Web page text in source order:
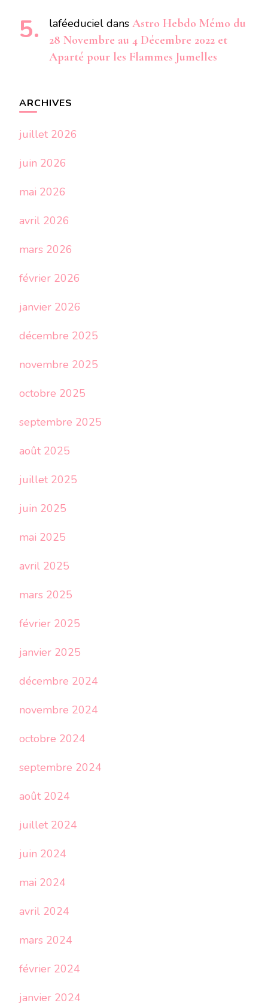
laféeduciel dans Astro Hebdo Mémo du
28 Novembre au 4 Décembre 2022 et
Aparté pour les Flammes Jumelles
ARCHIVES
juillet 2026
juin 2026
mai 2026
avril 2026
mars 2026
février 2026
janvier 2026
décembre 2025
novembre 2025
octobre 2025
septembre 2025
août 2025
juillet 2025
juin 2025
mai 2025
avril 2025
mars 2025
février 2025
janvier 2025
décembre 2024
novembre 2024
octobre 2024
septembre 2024
août 2024
juillet 2024
juin 2024
mai 2024
avril 2024
mars 2024
février 2024
janvier 2024